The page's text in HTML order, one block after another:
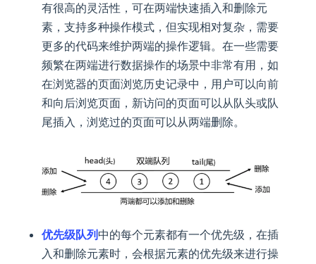
有很高的灵活性，可在两端快速插入和删除元
素，支持多种操作模式，但实现相对复杂，需要
更多的代码来维护两端的操作逻辑。在一些需要
频繁在两端进行数据操作的场景中非常有用，如
在浏览器的页面浏览历史记录中，用户可以向前
和向后浏览页面，新访问的页面可以从队头或队
尾插入，浏览过的页面可以从两端删除。
优先级队列中的每个元素都有一个优先级，在插
入和删除元素时，会根据元素的优先级来进行操